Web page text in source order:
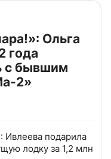
Ольга
года
с бывшим
2»
Ивлеева подарила
лодку за 1,2 млн